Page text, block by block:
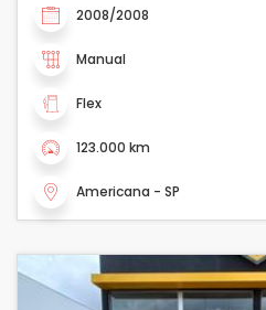
2008/2008
Manual
Flex
123.000 km
Americana - SP